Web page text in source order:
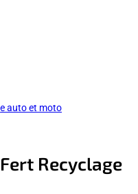
auto et moto
Recyclage